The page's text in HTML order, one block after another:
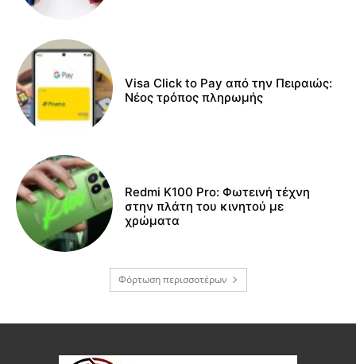
Visa Click to Pay από την Πειραιώς:
Νέος τρόπος πληρωμής
Redmi K100 Pro: Φωτεινή τέχνη
στην πλάτη του κινητού με
χρώματα
Φόρτωση περισσοτέρων